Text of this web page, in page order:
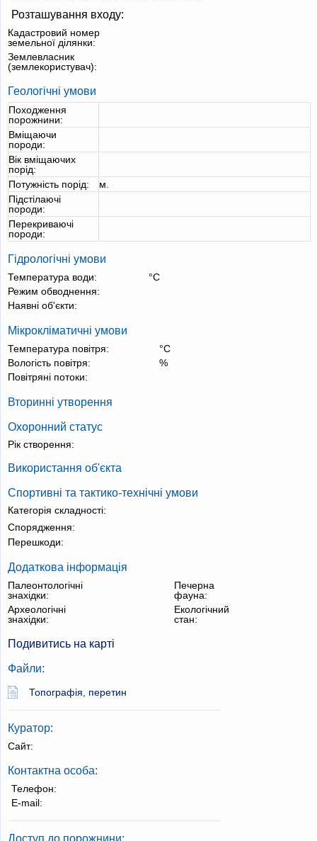
Розташування входу:
Кадастровий номер
земельної ділянки:
Землевласник
(землекористувач):
Геологічні умови
Походження
порожнини:
Вміщаючи
породи:
Вік вміщаючих
порід:
Потужність порід:
м.
Підстілаючі
породи:
Перекриваючі
породи:
Гідрологічні умови
Температура води:
°С
Режим обводнення:
Наявні об'єкти:
Мікрокліматичні умови
Температура повітря:
°С
Вологість повітря:
%
Повітряні потоки:
Вторинні утворення
Охоронний статус
Рік створення:
Використання об'єкта
Спортивні та тактико-технічні умови
Категорія складності:
Спорядження:
Перешкоди:
Додаткова інформація
Палеонтологічні
знахідки:
Печерна
фауна:
Археологічні
знахідки:
Екологічний
стан:
Подивитись на карті
Файли:
Топографія, перетин
Куратор:
Сайт:
Контактна особа:
Телефон:
E-mail:
Доступ до порожнини: